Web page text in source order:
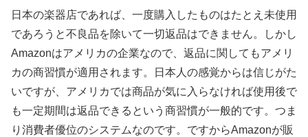
日本の楽器店であれば、一度購入したものはたとえ未使用
であろうと不良品を除いて一切返品はできません。しかし
Amazonはアメリカの企業なので、返品に関してもアメリ
カの商習慣が適用されます。日本人の感覚からは信じがた
いですが、アメリカでは商品が気に入らなければ使用後で
も一定期間は返品できるという商習慣が一般的です。つま
り消費者優位のシステムなのです。ですからAmazonが販